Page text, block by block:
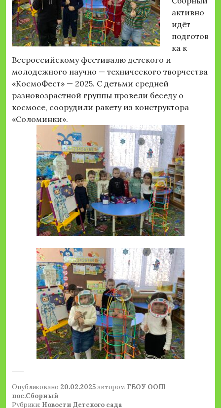
активно
идёт
подготов
ка к
Всероссийскому фестивалю детского и
молодежного научно — технического творчества
«КосмоФест» — 2025. С детьми средней
разновозрастной группы провели беседу о
космосе, соорудили ракету из конструктора
«Соломинки».
Опубликовано 20.02.2025автором ГБОУ ООШ
пос.Сборный
Рубрики: Новости Детского сада